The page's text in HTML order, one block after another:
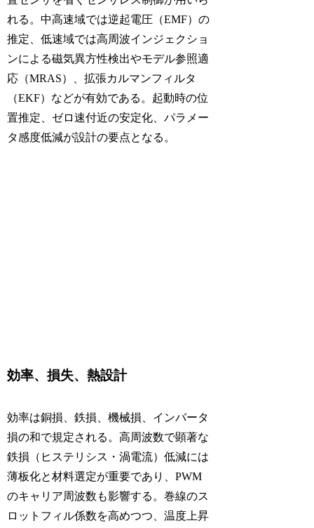
れる。中高速域では逆起電圧（EMF）の
推定、低速域では高周波インジェクショ
ンによる磁気異方性検出やモデル参照適
応（MRAS）、拡張カルマンフィルタ
（EKF）などが有効である。起動時の位
置推定、ゼロ速付近の安定化、パラメー
タ感度低減が設計の要点となる。
効率、損失、熱設計
効率は銅損、鉄損、機械損、インバータ
損の和で規定される。高周波数で顕著な
鉄損（ヒステリシス・渦電流）低減には
薄板化と材料選定が重要であり、PWM
のキャリア周波数も影響する。巻線のス
ロットフィル係数を高めつつ、温度上昇